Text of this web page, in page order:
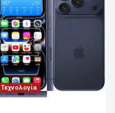
Τεχνολογία